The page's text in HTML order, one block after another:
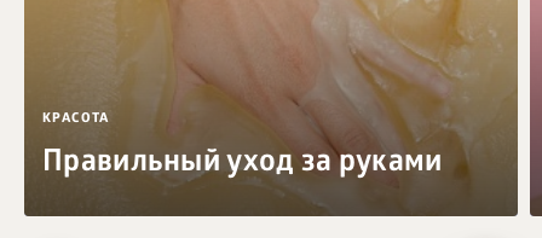
КРАСОТА
Правильный уход за руками